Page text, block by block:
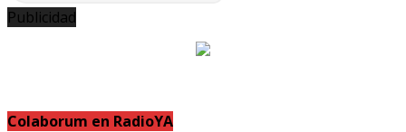
Publicidad
Colaborum en RadioYA